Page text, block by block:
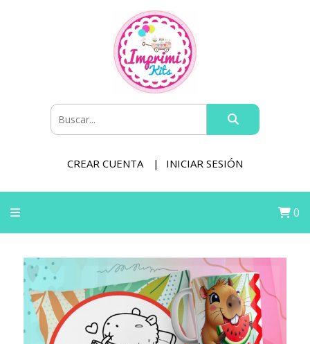
CREAR CUENTA INICIAR SESIÓN
0